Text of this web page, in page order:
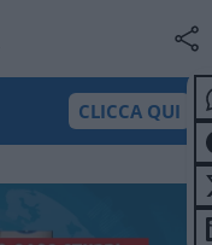
CLICCA QUI